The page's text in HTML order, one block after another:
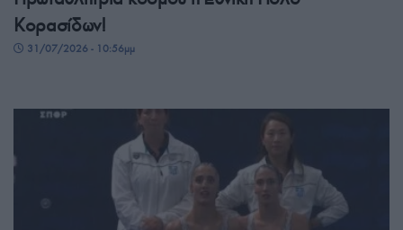
Κορασίδων!
31/07/2026 - 10:56μμ